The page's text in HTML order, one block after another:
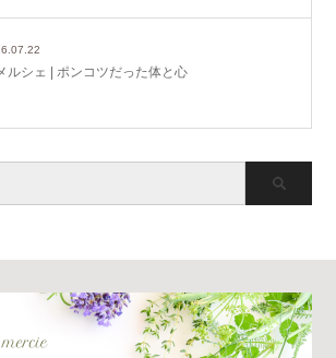
ルシェ | ポンコツだった体と心